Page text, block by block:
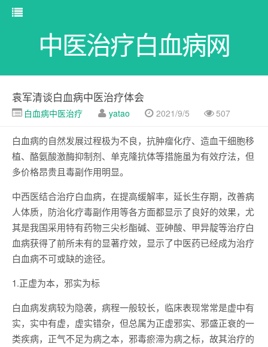
中医治疗白血病网
袁军清谈白血病中医治疗体会
白血病中医治疗 yatao 2021/9/5 507
白血病的自然发展过程极为不良，抗肿瘤化疗、造血干细胞移
植、酪氨酸激酶抑制剂、单克隆抗体等措施虽为有效疗法，但
多价格昂贵且毒副作用明显。
中西医结合治疗白血病，在提高缓解率，延长生存期，改善病
人体质，防治化疗毒副作用等各方面都显示了良好的效果，尤
其是我国采用特有药物三尖杉酯碱、亚砷酸、甲异靛等治疗白
血病获得了前所未有的显著疗效，显示了中医药已经成为治疗
白血病不可或缺的途径。
1.正虚为本，邪实为标
白血病发病较为隐袭，病程一般较长，临床表现常常是虚中有
实，实中有虚，虚实错杂，但总属为正虚邪实、邪盛正衰的一
类疾病，正气不足为病之本，邪毒瘀滞为病之标，故其治疗的